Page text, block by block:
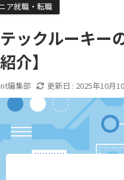
ア就職・転職
ックルーキー
介】
編集部 更新日 : 2025年10月